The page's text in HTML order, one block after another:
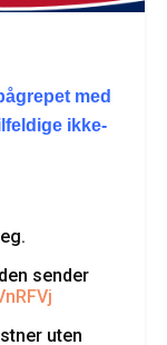
med
ikke-
sender
uten